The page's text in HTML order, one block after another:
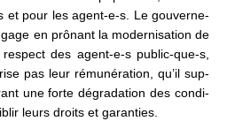
et pour les agent-e-s. Le gou­ver­ne­
en prô­nant la moder­ni­sa­tion de
des agent-e-s public-que-s,
pas leur rému­né­ra­tion, qu’il sup­
une forte dégra­da­tion des condi­
leurs droits et garan­ties.